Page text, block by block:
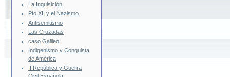
La Inquisición
Pío XII y el Nazismo
Antisemitismo
Las Cruzadas
caso Galileo
Indigenismo y Conquista
de América
II República y Guerra